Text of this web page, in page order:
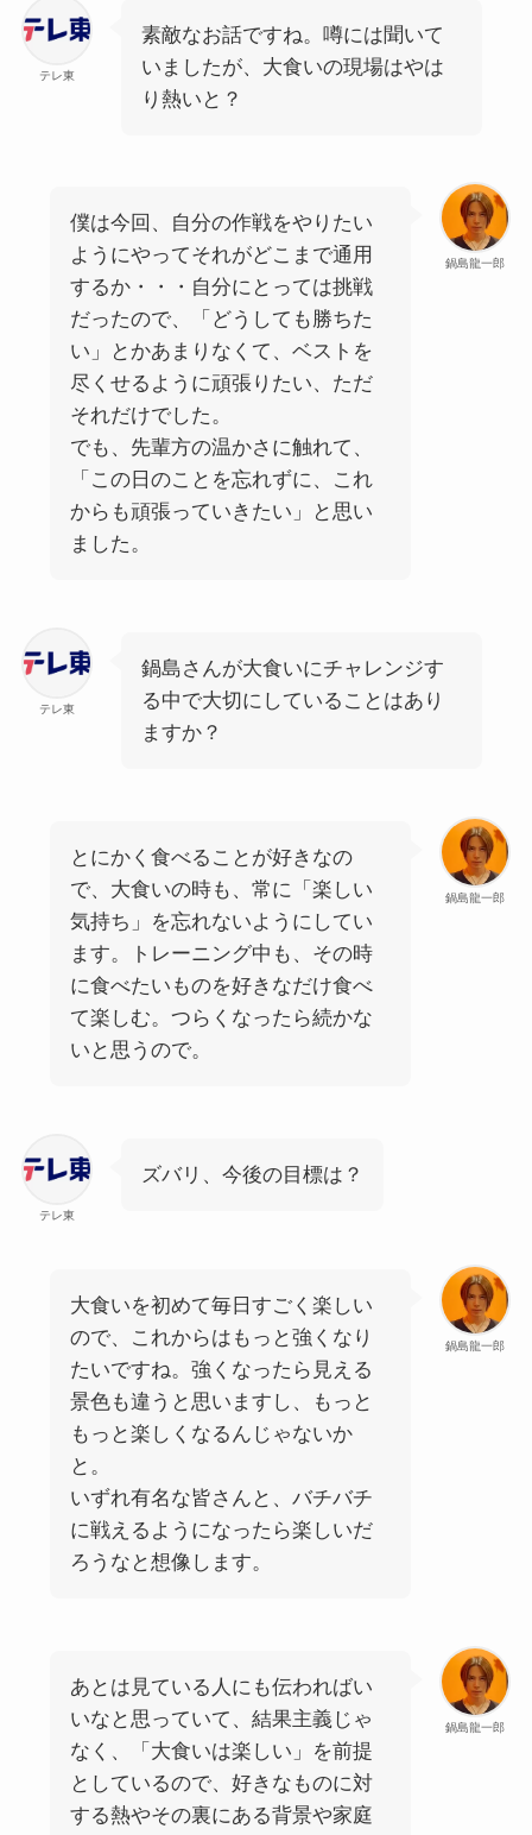
テレ東
素敵なお話ですね。噂には聞いて
いましたが、大食いの現場はやは
り熱いと？
鍋島龍一郎
僕は今回、自分の作戦をやりたい
ようにやってそれがどこまで通用
するか・・・自分にとっては挑戦
だったので、「どうしても勝ちた
い」とかあまりなくて、ベストを
尽くせるように頑張りたい、ただ
それだけでした。
でも、先輩方の温かさに触れて、
「この日のことを忘れずに、これ
からも頑張っていきたい」と思い
ました。
テレ東
鍋島さんが大食いにチャレンジす
る中で大切にしていることはあり
ますか？
鍋島龍一郎
とにかく食べることが好きなの
で、大食いの時も、常に「楽しい
気持ち」を忘れないようにしてい
ます。トレーニング中も、その時
に食べたいものを好きなだけ食べ
て楽しむ。つらくなったら続かな
いと思うので。
テレ東
ズバリ、今後の目標は？
鍋島龍一郎
大食いを初めて毎日すごく楽しい
ので、これからはもっと強くなり
たいですね。強くなったら見える
景色も違うと思いますし、もっと
もっと楽しくなるんじゃないか
と。
いずれ有名な皆さんと、バチバチ
に戦えるようになったら楽しいだ
ろうなと想像します。
鍋島龍一郎
あとは見ている人にも伝わればい
いなと思っていて、結果主義じゃ
なく、「大食いは楽しい」を前提
としているので、好きなものに対
する熱やその裏にある背景や家庭